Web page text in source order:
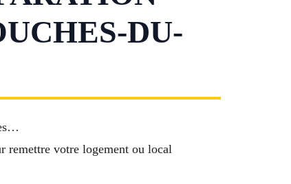
DU-
remettre votre logement ou local